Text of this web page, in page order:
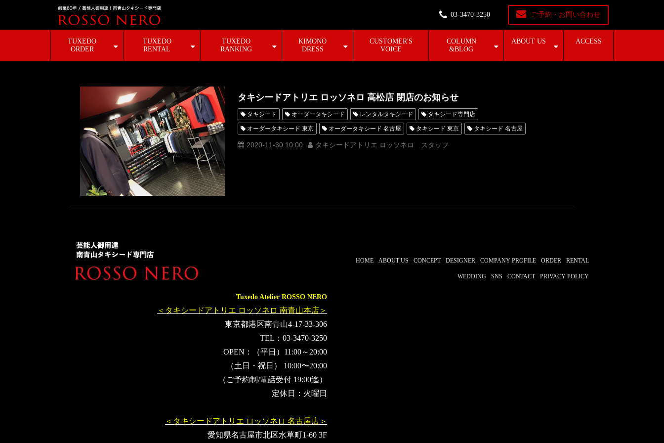
03-3470-3250 ご予約・お問い合わせ
TUXEDO
ORDER
TUXEDO
RENTAL
TUXEDO
RANKING
KIMONO
DRESS
CUSTOMER'S
VOICE
COLUMN
&BLOG
ABOUT US ACCESS
タキシードアトリエ ロッソネロ 高松店 閉店のお知らせ
タキシード オーダータキシード レンタルタキシード タキシード専門店
オーダータキシード 東京 オーダータキシード 名古屋 タキシード 東京 タキシード 名古屋
2020-11-30 10:00 タキシードアトリエ ロッソネロ スタッフ
Tuxedo Atelier ROSSO NERO
＜タキシードアトリエ ロッソネロ 南青山本店＞
東京都港区南青山4-17-33-306
TEL：03-3470-3250
OPEN：（平日）11:00～20:00
（土日・祝日） 10:00〜20:00
（ご予約制/電話受付 19:00迄）
定休日：火曜日
＜タキシードアトリエ ロッソネロ 名古屋店＞
愛知県名古屋市北区水草町1-60 3F
HOME ABOUT US CONCEPT DESIGNER COMPANY PROFILE ORDER RENTAL
WEDDING SNS CONTACT PRIVACY POLICY